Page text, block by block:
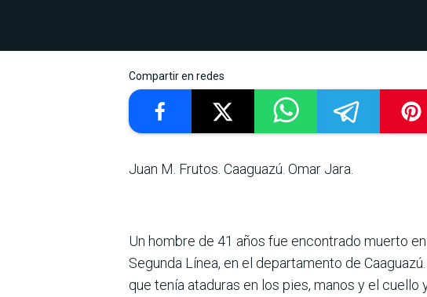
Compartir en redes
Juan M. Frutos. Caaguazú. Omar Jara.
Un hombre de 41 años fue encontrado muerto
Segunda Línea, en el departamento de
que tenía ataduras en los pies, manos y el